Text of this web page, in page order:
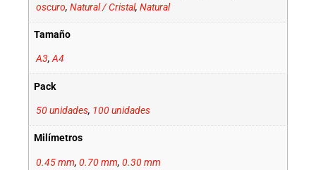
oscuro, Natural / Cristal, Natural
Tamaño
A3,A4
Pack
50 unidades, 100 unidades
Milímetros
0.45 mm, 0.70 mm, 0.30 mm